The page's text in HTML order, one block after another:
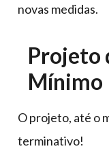
novas medidas.
Projeto
Mínimo
O projeto, até o
terminativo!